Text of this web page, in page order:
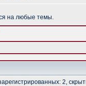
на любые темы.
2,